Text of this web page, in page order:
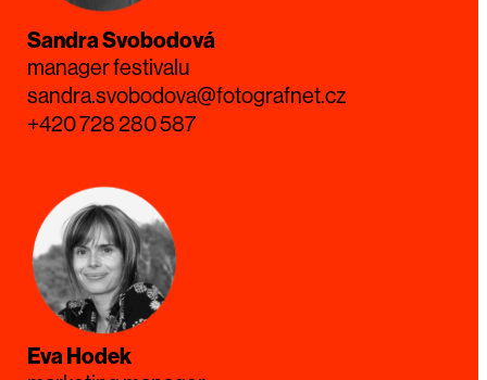
Sandra Svobodová
manager festivalu
sandra.svobodova@fotografnet.cz
+420 728 280 587
Eva Hodek